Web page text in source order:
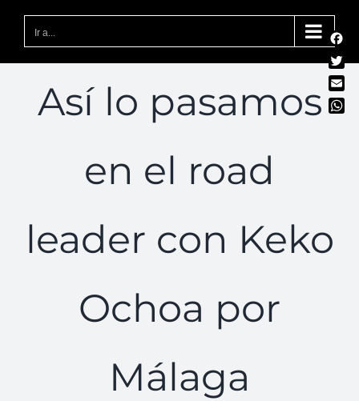
Ir a...
Así lo pasamos
en el road
leader con Keko
Ochoa por
Málaga